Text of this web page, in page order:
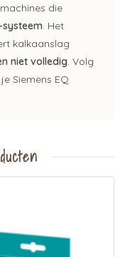
die
. Het
kalkaanslag
niet volledig. Volg
Siemens EQ